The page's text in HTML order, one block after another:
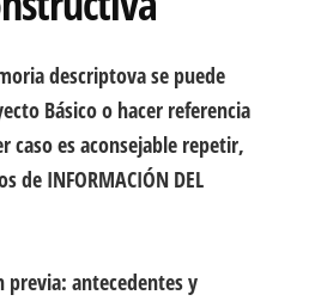
descriptova se puede
Básico o hacer referencia
caso es aconsejable repetir,
de INFORMACIÓN DEL
previa: antecedentes y